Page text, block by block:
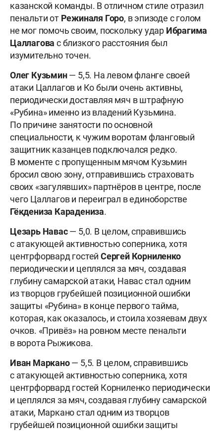
казанской команды. В отличном стиле отразил
пенальти от Режиналя Горо, в эпизоде с голом
не мог помочь своим, поскольку удар Ибрагима
Цаллагова с близкого расстояния был
изумительно точен.
Олег Кузьмин— 5,5. На левом фланге своей
атаки Цаллагов и Ко были очень активны,
периодически доставляя мяч в штрафную
«Рубина» именно из владений Кузьмина.
По причине занятости по основной
специальности, к чужим воротам фланговый
защитник казанцев подключался редко.
В моменте с пропущенным мячом Кузьмин
бросил свою зону, отправившись страховать
своих «загулявших» партнёров в центре, после
чего Цаллагов и переиграл в единоборстве
Гёкдениза Карадениза.
Цезарь Навас— 5,0. В целом, справившись
с атакующей активностью соперника, хотя
центрфорвард гостей Сергей Корниленко
периодически и цеплялся за мяч, создавая
глубину самарской атаки, Навас стал одним
из творцов грубейшей позиционной ошибки
защиты «Рубина» в конце первого тайма,
которая, как оказалось, и стоила хозяевам двух
очков. «Привёз» на ровном месте пенальти
в ворота Рыжикова.
Иван Маркано— 5,5. В целом, справившись
с атакующей активностью соперника, хотя
центрфорвард гостей Корниленко периодически
и цеплялся за мяч, создавая глубину самарской
атаки, Маркано стал одним из творцов
грубейшей позиционной ошибки защиты